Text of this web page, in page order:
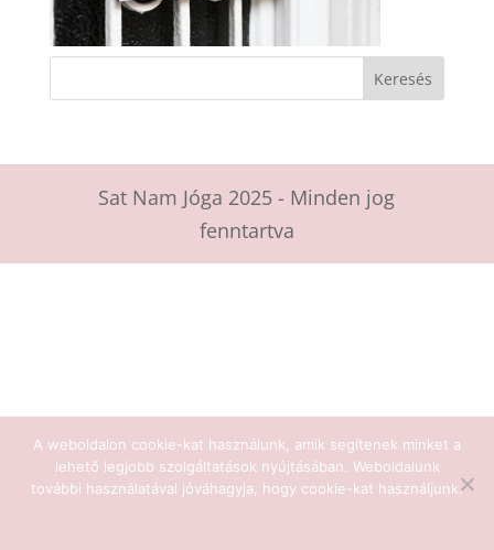
Sat Nam Jóga 2025 - Minden jog
fenntartva
A weboldalon cookie-kat használunk, amik segítenek minket a
lehető legjobb szolgáltatások nyújtásában. Weboldalunk
további használatával jóváhagyja, hogy cookie-kat használjunk.